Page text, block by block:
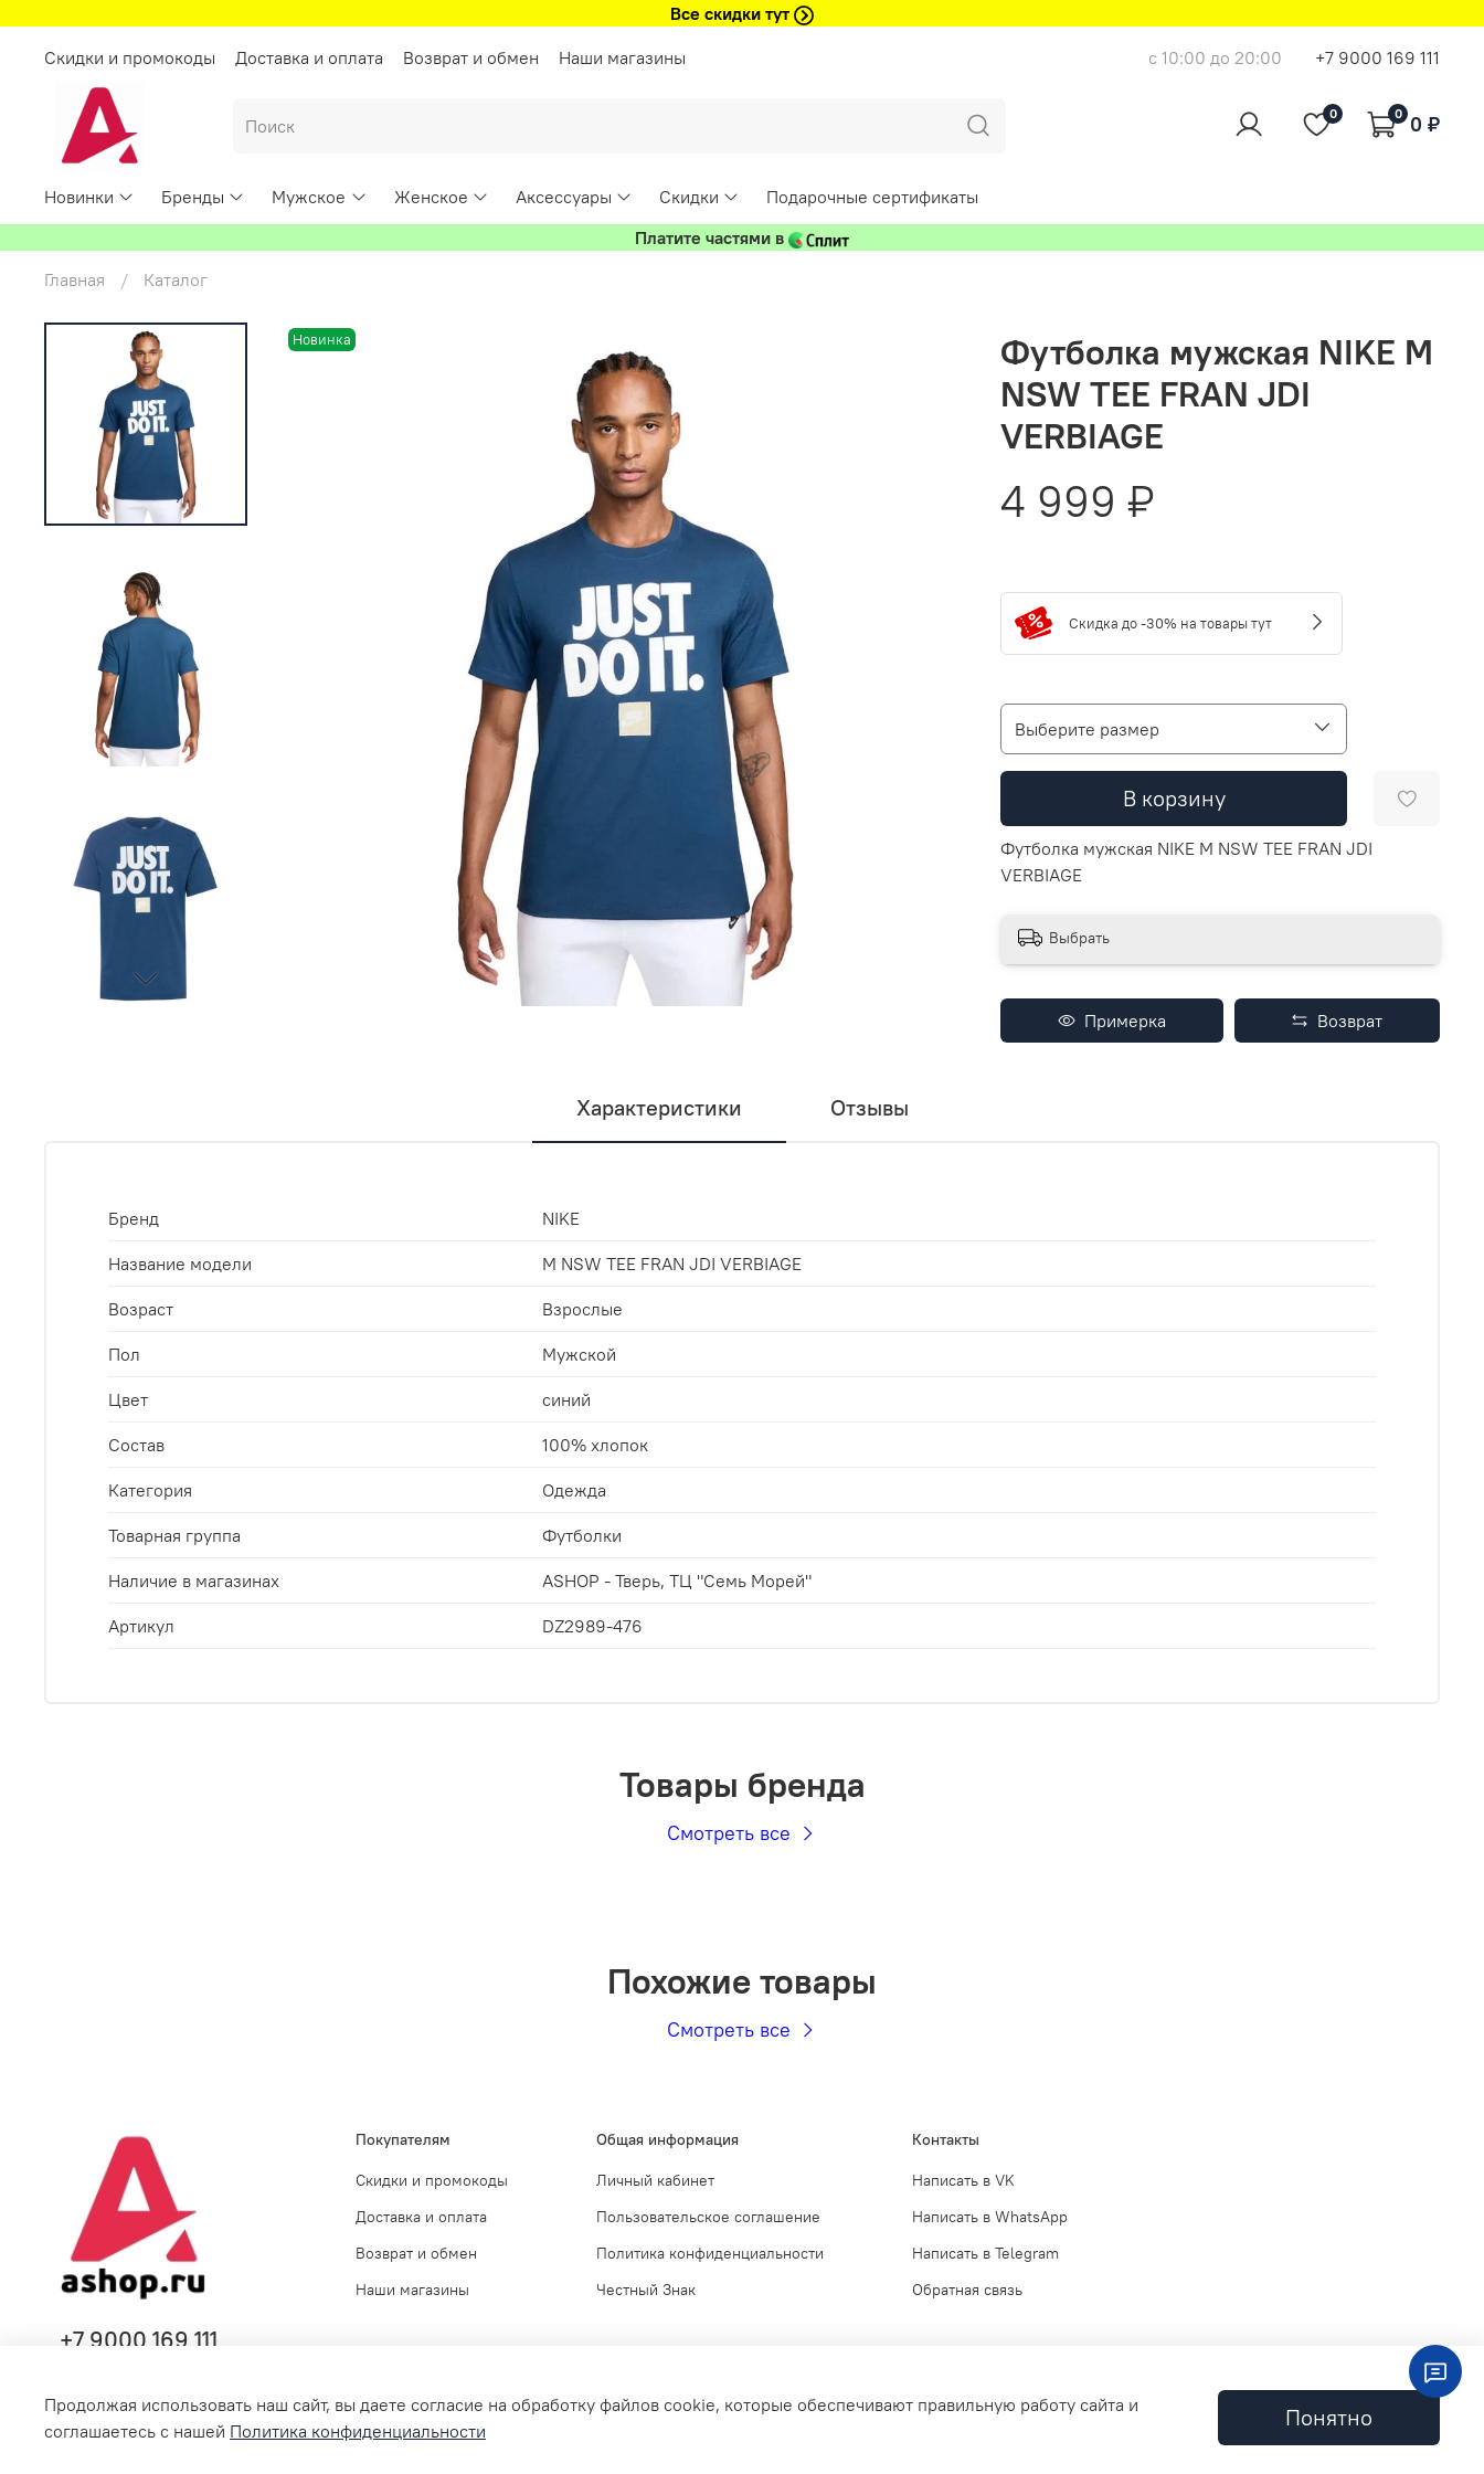
Все скидки тут
Скидки и промокоды
Доставка и оплата Возврат и обмен Наши магазины с 10:00 до 20:00 +7 9000 169 111
0 0 0 ₽
Новинки Бренды Мужское Женское Аксессуары Скидки
Подарочные сертификаты
Платите частями в
Главная
Каталог
Новинка
Футболка мужская NIKE M
NSW TEE FRAN JDI
VERBIAGE
4 999 ₽
Скидка до -30% на товары тут
Выберите размер
В корзину
Футболка мужская NIKE M NSW TEE FRAN JDI
VERBIAGE
Выбрать
Примерка Возврат
Характеристики Отзывы
Бренд NIKE
Название модели M NSW TEE FRAN JDI VERBIAGE
Возраст Взрослые
Пол Мужской
Цвет синий
Состав 100% хлопок
Категория Одежда
Товарная группа Футболки
Наличие в магазинах ASHOP - Тверь, ТЦ "Семь Морей"
Артикул DZ2989-476
Товары бренда
Смотреть все
Похожие товары
Смотреть все
Покупателям
Скидки и промокоды
Доставка и оплата
Возврат и обмен
Наши магазины
Общая информация
Личный кабинет
Пользовательское соглашение
Политика конфиденциальности
Честный Знак
Контакты
Написать в VK
Написать в WhatsApp
Написать в Telegram
Обратная связь
+7 9000 169 111
Продолжая использовать наш сайт, вы даете согласие на обработку файлов cookie, которые обеспечивают правильную работу сайта и
соглашаетесь с нашей Политика конфиденциальности Понятно